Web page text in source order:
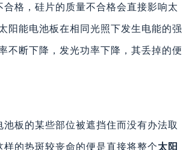
格，硅片的质量不合格会直接影响太
阳能电池板在相同光照下发生电能的强
不断下降，发光功率下降，其丢掉的便
板的某些部位被遮挡住而没有办法取
的热斑较丧命的便是直接将整个太阳